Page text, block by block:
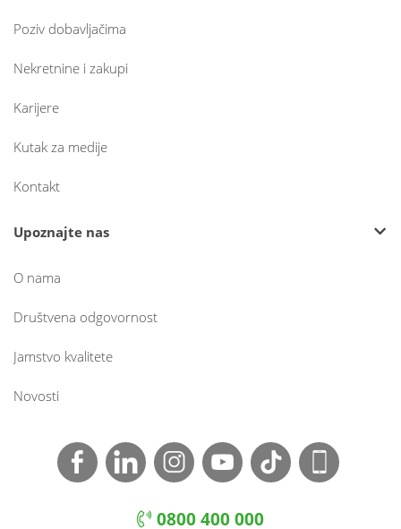
Poziv dobavljačima
Nekretnine i zakupi
Karijere
Kutak za medije
Kontakt
Upoznajte nas
O nama
Društvena odgovornost
Jamstvo kvalitete
Novosti
0800 400 000